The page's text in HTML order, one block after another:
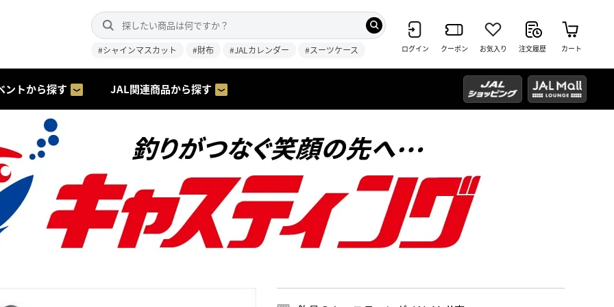
#シャインマスカット #財布 #JALカレンダー #スーツケース ログイン クーポン お気入り 注文履歴 カート
ントから探す JAL関連商品から探す